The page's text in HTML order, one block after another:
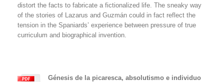
distort the facts to fabricate a fictionalized life. The sneaky way
of the stories of Lazarus and Guzmán could in fact reflect the
tension in the Spaniards’ experience between pressure of true
curriculum and biographical invention.
Génesis de la picaresca, absolutismo e individuo